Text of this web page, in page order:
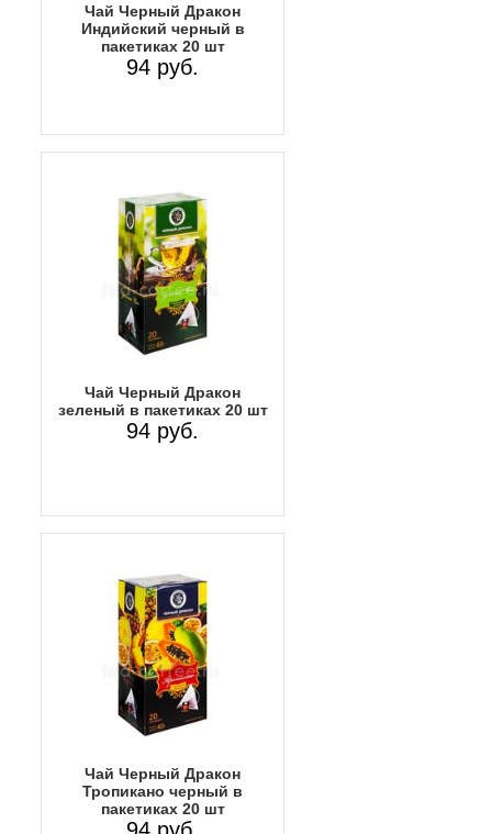
Чай Черный Дракон
Индийский черный в
пакетиках 20 шт
94 руб.
Чай Черный Дракон
зеленый в пакетиках 20 шт
94 руб.
Чай Черный Дракон
Тропикано черный в
пакетиках 20 шт